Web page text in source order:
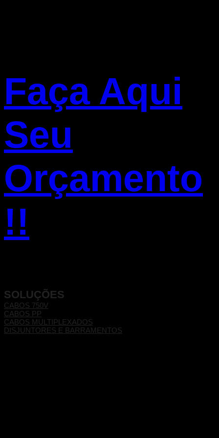
Faça Aqui
Seu
Orçamento
!!
SOLUÇÕES
CABOS 750V
CABOS PP
CABOS MULTIPLEXADOS
DISJUNTORES E BARRAMENTOS